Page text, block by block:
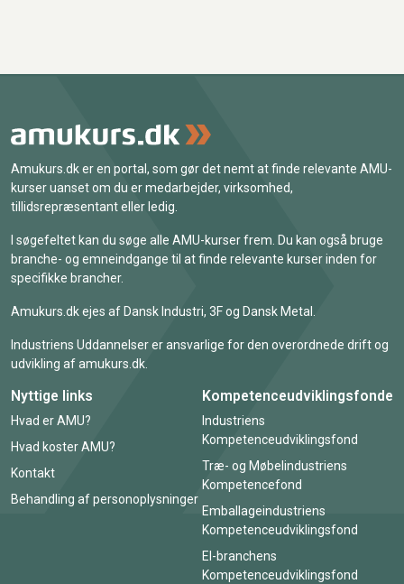
Amukurs.dk er en portal, som gør det nemt at finde relevante AMU-
kurser uanset om du er medarbejder, virksomhed,
tillidsrepræsentant eller ledig.
I søgefeltet kan du søge alle AMU-kurser frem. Du kan også bruge
branche- og emneindgange til at finde relevante kurser inden for
specifikke brancher.
Amukurs.dk ejes af Dansk Industri, 3F og Dansk Metal.
Industriens Uddannelser er ansvarlige for den overordnede drift og
udvikling af amukurs.dk.
Nyttige links
Hvad er AMU?
Hvad koster AMU?
Kontakt
Behandling af personoplysninger
Kompetenceudviklingsfonde
Industriens
Kompetenceudviklingsfond
Træ- og Møbelindustriens
Kompetencefond
Emballageindustriens
Kompetenceudviklingsfond
El-branchens
Kompetenceudviklingsfond